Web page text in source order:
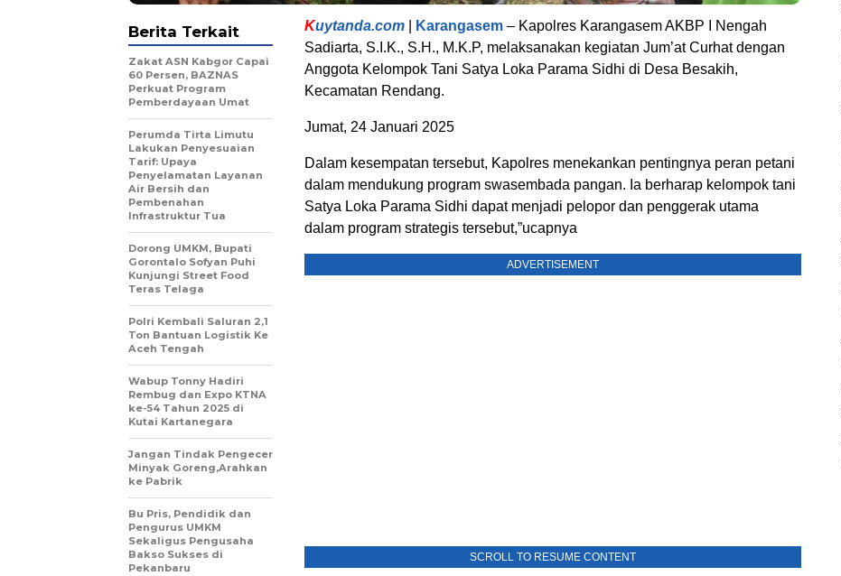
Kuytanda.com Karangasem – Kapolres Karangasem AKBP I Nengah
Sadiarta, S.I.K., S.H., M.K.P, melaksanakan kegiatan Jum’at Curhat dengan
Anggota Kelompok Tani Satya Loka Parama Sidhi di Desa Besakih,
Kecamatan Rendang.
Jumat, 24 Januari 2025
Dalam kesempatan tersebut, Kapolres menekankan pentingnya peran petani
dalam mendukung program swasembada pangan. Ia berharap kelompok tani
Satya Loka Parama Sidhi dapat menjadi pelopor dan penggerak utama
dalam program strategis tersebut,”ucapnya
ADVERTISEMENT
SCROLL TO RESUME CONTENT
Berita Terkait
Zakat ASN Kabgor Capai
60 Persen, BAZNAS
Perkuat Program
Pemberdayaan Umat
Perumda Tirta Limutu
Lakukan Penyesuaian
Tarif: Upaya
Penyelamatan Layanan
Air Bersih dan
Pembenahan
Infrastruktur Tua
Dorong UMKM, Bupati
Gorontalo Sofyan Puhi
Kunjungi Street Food
Teras Telaga
Polri Kembali Saluran 2,1
Ton Bantuan Logistik Ke
Aceh Tengah
Wabup Tonny Hadiri
Rembug dan Expo KTNA
ke-54 Tahun 2025 di
Kutai Kartanegara
Jangan Tindak Pengecer
Minyak Goreng,Arahkan
ke Pabrik
Bu Pris, Pendidik dan
Pengurus UMKM
Sekaligus Pengusaha
Bakso Sukses di
Pekanbaru